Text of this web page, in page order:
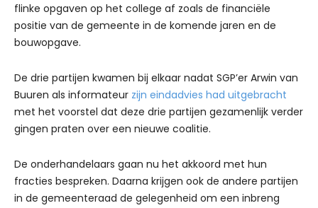
flinke opgaven op het college af zoals de financiële
positie van de gemeente in de komende jaren en de
bouwopgave.
De drie partijen kwamen bij elkaar nadat SGP’er Arwin van
Buuren als informateur zijn eindadvies had uitgebracht
met het voorstel dat deze drie partijen gezamenlijk verder
gingen praten over een nieuwe coalitie.
De onderhandelaars gaan nu het akkoord met hun
fracties bespreken. Daarna krijgen ook de andere partijen
in de gemeenteraad de gelegenheid om een inbreng